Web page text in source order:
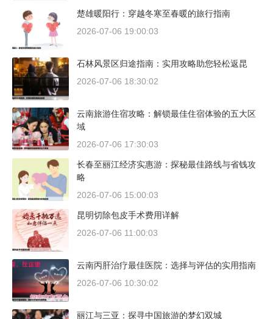
楚雄暖阳行：穿越冬寒至春暖的旅行指南
2026-07-06 19:00:03
石林风景区归途指南：实用攻略助您轻松返昆
2026-07-06 18:30:02
云南旅游住宿攻略：解锁最佳住宿体验的五大区
域
2026-07-06 17:30:03
长春至丽江经济实惠游：探秘最佳路线与省钱攻
略
2026-07-06 15:00:03
昆明切除包皮手术费用详解
2026-07-06 11:00:03
云南丙肝治疗最佳医院：选择与评估的实用指南
2026-07-06 10:30:02
丽江与三亚：探寻中国旅游的梦幻双城